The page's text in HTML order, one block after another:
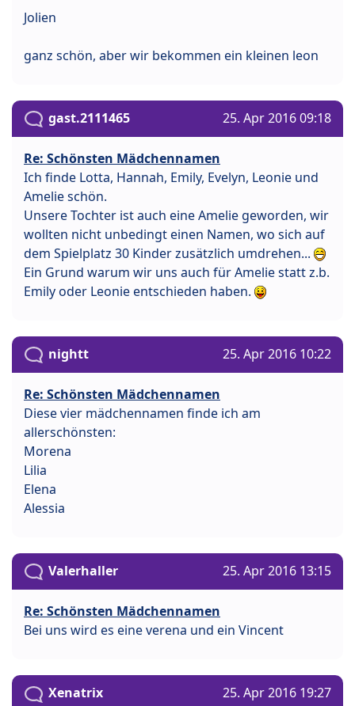
Jolien
ganz schön, aber wir bekommen ein kleinen leon
gast.2111465 25. Apr 2016 09:18
Re: Schönsten Mädchennamen
Ich finde Lotta, Hannah, Emily, Evelyn, Leonie und
Amelie schön.
Unsere Tochter ist auch eine Amelie geworden, wir
wollten nicht unbedingt einen Namen, wo sich auf
dem Spielplatz 30 Kinder zusätzlich umdrehen...
Ein Grund warum wir uns auch für Amelie statt z.b.
Emily oder Leonie entschieden haben.
nightt 25. Apr 2016 10:22
Re: Schönsten Mädchennamen
Diese vier mädchennamen finde ich am
allerschönsten:
Morena
Lilia
Elena
Alessia
Valerhaller 25. Apr 2016 13:15
Re: Schönsten Mädchennamen
Bei uns wird es eine verena und ein Vincent
Xenatrix 25. Apr 2016 19:27